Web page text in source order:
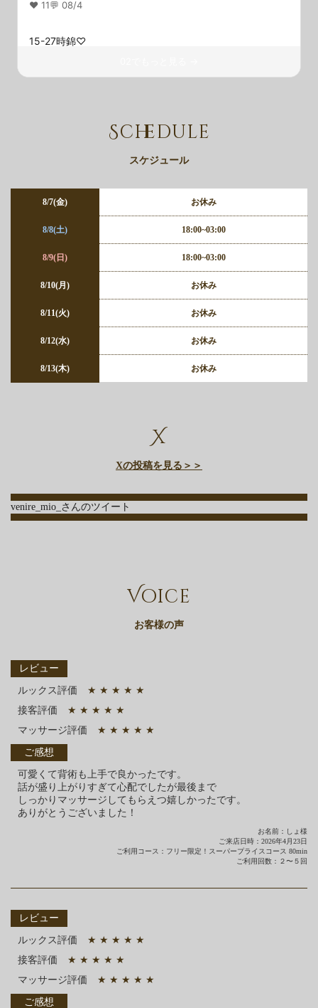
❤️ 11💬 08/4
15-27時錦♡
スタートから本指名様ありがとうです՞⸝⸝•̀⩊•́⸝⸝՞
す🥲
Schedule
スケジュール
8/7(金)
8/8(土)
8/9(日)
8/10(月)
8/11(火)
8/12(水)
8/13(木)
お休み
18:00~03:00
18:00~03:00
お休み
お休み
お休み
お休み
X
Xの投稿を見る＞＞
venire_mio_さんのツイート
Voice
お客様の声
レビュー
ルックス評価
★ ★ ★ ★ ★
接客評価
★ ★ ★ ★ ★
マッサージ評価
★ ★ ★ ★ ★
ご感想
可愛くて背術も上手で良かったです。
話が盛り上がりすぎて心配でしたが最後まで
しっかりマッサージしてもらえつ嬉しかったです。
ありがとうございました！
お名前：しょ様
ご来店日時：2026年4月23日
ご利用コース：フリー限定！スーパープライスコース 80min
ご利用回数：２〜５回
レビュー
ルックス評価
★ ★ ★ ★ ★
接客評価
★ ★ ★ ★ ★
マッサージ評価
★ ★ ★ ★ ★
ご感想